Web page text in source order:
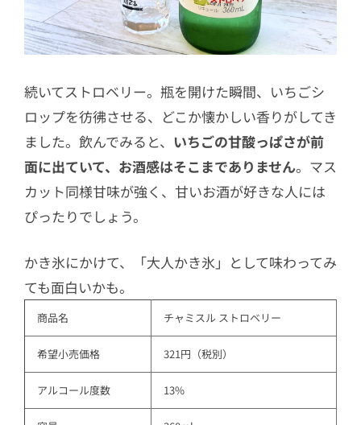
続いてストロベリー。瓶を開けた瞬間、いちごシ
ロップを彷彿させる、どこか懐かしい香りがしてき
ました。飲んでみると、 いちごの甘酸っぱさが前
面に出ていて、お酒感はそこまでありません。マス
カット同様甘味が強く、甘いお酒が好きな人には
ぴったりでしょう。
かき氷にかけて、「大人かき氷」として味わってみ
ても面白いかも。
商品名 チャミスル ストロベリー
希望小売価格 321円（税別）
アルコール度数 13%